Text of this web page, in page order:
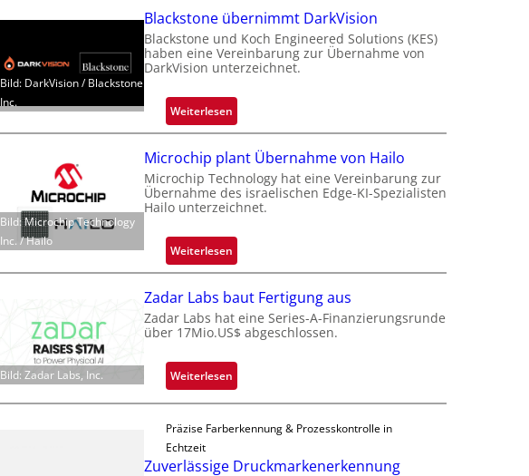
a
l
a
n
o
b
t
e
i
i
g
t
s
i
c
n
S
e
e
Bild: DarkVision / Blackstone
Inc.
Blackstone übernimmt DarkVision
Blackstone und Koch Engineered Solutions (KES)
haben eine Vereinbarung zur Übernahme von
DarkVision unterzeichnet.
Weiterlesen:
B
a
c
k
o
e
ü
b
r
m
t
Bild: Microchip Technology
Inc. / Hailo
Microchip plant Übernahme von Hailo
Microchip Technology hat eine Vereinbarung zur
Übernahme des israelischen Edge-KI-Spezialisten
Hailo unterzeichnet.
Weiterlesen:
M
c
r
c
h
i
l
Bild: Zadar Labs, Inc.
Zadar Labs baut Fertigung aus
Zadar Labs hat eine Series-A-Finanzierungsrunde
über 17Mio.US$ abgeschlossen.
Weiterlesen:
Z
d
r
Präzise Farberkennung & Prozesskontrolle in
Echtzeit
Zuverlässige Druckmarkenerkennung